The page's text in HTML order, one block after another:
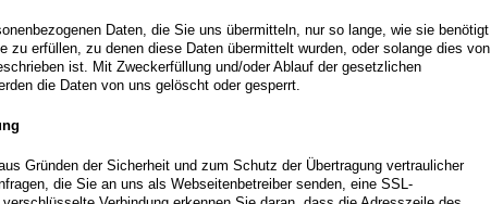
Daten, die Sie uns übermitteln, nur so lange, wie sie benötigt
zu erfüllen, zu denen diese Daten übermittelt wurden, oder solange dies von
ist. Mit Zweckerfüllung und/oder Ablauf der gesetzlichen
die Daten von uns gelöscht oder gesperrt.
Gründen der Sicherheit und zum Schutz der Übertragung vertraulicher
die Sie an uns als Webseitenbetreiber senden, eine SSL-